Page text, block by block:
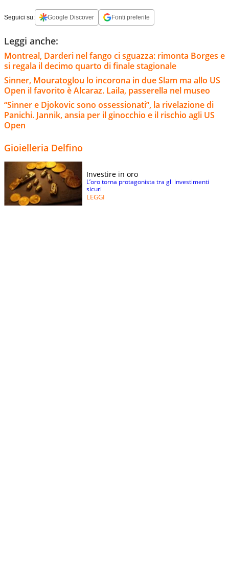
Seguici su: Google Discover Fonti preferite
Leggi anche:
Montreal, Darderi nel fango ci sguazza: rimonta Borges e
si regala il decimo quarto di finale stagionale
Sinner, Mouratoglou lo incorona in due Slam ma allo US
Open il favorito è Alcaraz. Laila, passerella nel museo
“Sinner e Djokovic sono ossessionati”, la rivelazione di
Panichi. Jannik, ansia per il ginocchio e il rischio agli US
Open
Gioielleria Delfino
Investire in oro
L’oro torna protagonista tra gli investimenti
sicuri
LEGGI